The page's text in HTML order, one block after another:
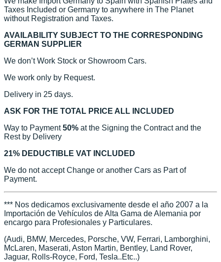
Taxes Included or Germany to anywhere in The Planet
without Registration and Taxes.
AVAILABILITY SUBJECT TO THE CORRESPONDING
GERMAN SUPPLIER
We don’t Work Stock or Showroom Cars.
We work only by Request.
Delivery in 25 days.
ASK FOR THE TOTAL PRICE ALL INCLUDED
Way to Payment50% at the Signing the Contract and the
Rest by Delivery
21% DEDUCTIBLE VAT INCLUDED
We do not accept Change or another Cars as Part of
Payment.
*** Nos dedicamos exclusivamente desde el año 2007 a la
Importación de Vehículos de Alta Gama de Alemania por
encargo para Profesionales y Particulares.
(Audi, BMW, Mercedes, Porsche, VW, Ferrari, Lamborghini,
McLaren, Maserati, Aston Martin, Bentley, Land Rover,
Jaguar, Rolls-Royce, Ford, Tesla..Etc..)